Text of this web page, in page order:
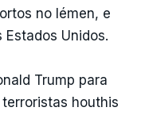
no Iémen, e
Unidos.
Trump para
houthis